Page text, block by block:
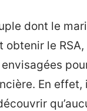
dont le
obtenir le RSA,
En